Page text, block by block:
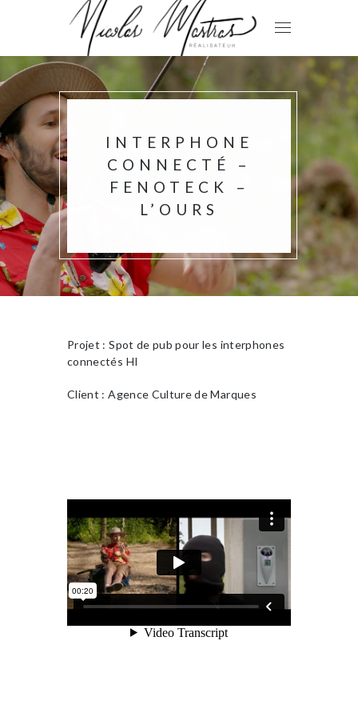
INTERPHONE
CONNECTÉ –
FENOTECK –
L’OURS
Projet : Spot de pub pour les interphones
connectés HI
Client : Agence Culture de Marques